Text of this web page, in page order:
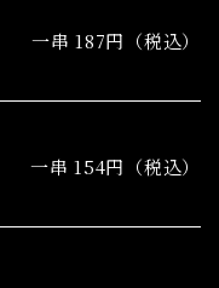
一串 187円（税込）
一串 154円（税込）